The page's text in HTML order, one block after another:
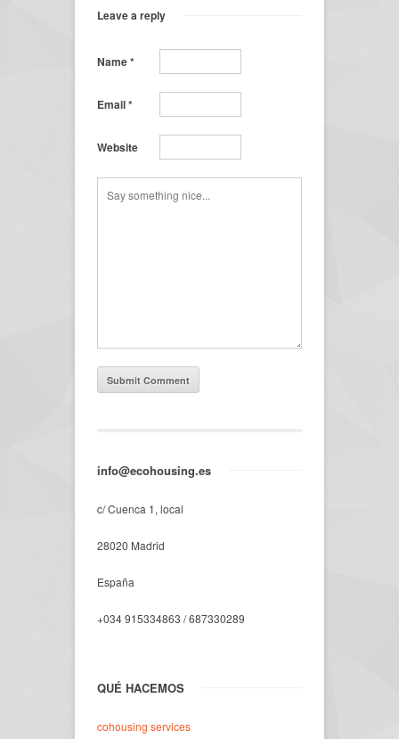
Leave a reply
Name*
Email*
Website
info@ecohousing.es
c/ Cuenca 1, local
28020 Madrid
España
+034 915334863 / 687330289
QUÉ HACEMOS
cohousing services